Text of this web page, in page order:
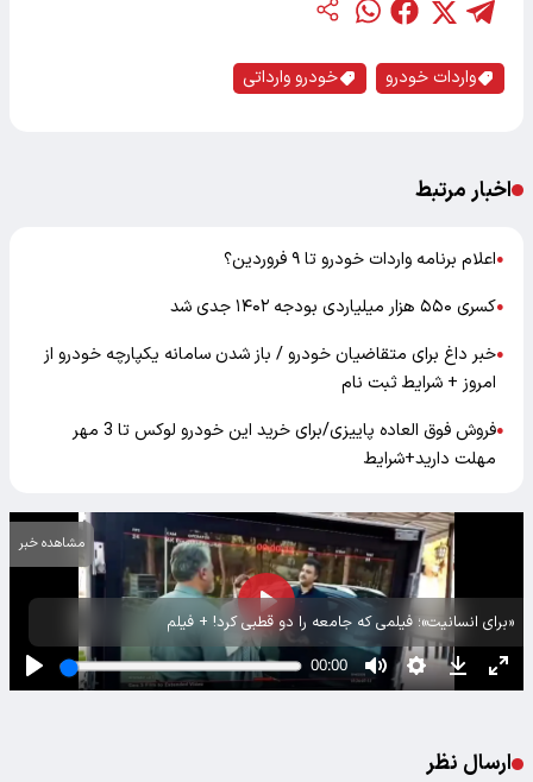
واردات خودرو خودرو وارداتی
اخبار مرتبط
●اعلام برنامه‌ واردات خودرو تا ۹ فروردین؟
●کسری ۵۵۰ هزار میلیاردی بودجه ۱۴۰۲ جدی شد
●خبر داغ برای متقاضیان خودرو / باز شدن سامانه یکپارچه خودرو از
امروز + شرایط ثبت نام
●
فروش فوق العاده پاییزی/برای خرید این خودرو لوکس تا 3 مهر
مهلت دارید+شرایط
«برای انسانیت»؛ فیلمی که جامعه را دو قطبی کرد! + فیلم
مشاهده خبر
ارسال نظر